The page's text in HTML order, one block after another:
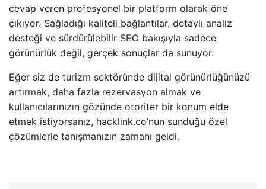
cevap veren profesyonel bir platform olarak öne
çıkıyor. Sağladığı kaliteli bağlantılar, detaylı analiz
desteği ve sürdürülebilir SEO bakışıyla sadece
görünürlük değil, gerçek sonuçlar da sunuyor.
Eğer siz de turizm sektöründe dijital görünürlüğünüzü
artırmak, daha fazla rezervasyon almak ve
kullanıcılarınızın gözünde otoriter bir konum elde
etmek istiyorsanız, hacklink.co’nun sunduğu özel
çözümlerle tanışmanızın zamanı geldi.